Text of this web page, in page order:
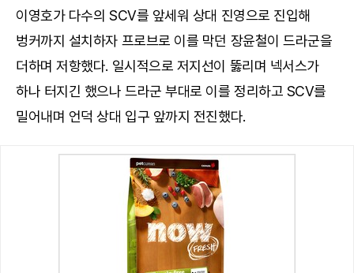
이영호가 다수의 SCV를 앞세워 상대 진영으로 진입해
벙커까지 설치하자 프로브로 이를 막던 장윤철이 드라군을
더하며 저항했다. 일시적으로 저지선이 뚫리며 넥서스가
하나 터지긴 했으나 드라군 부대로 이를 정리하고 SCV를
밀어내며 언덕 상대 입구 앞까지 전진했다.